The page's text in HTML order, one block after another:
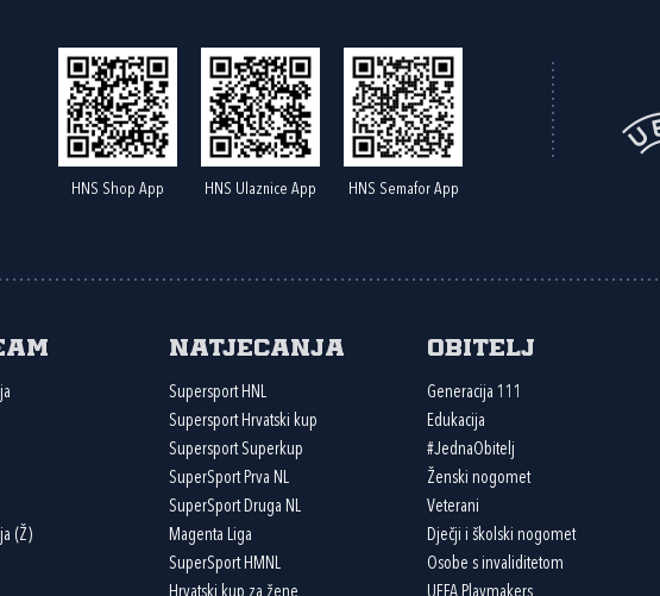
HNS Shop App HNS Ulaznice App HNS Semafor App
(Ž)
Natjecanja
Supersport HNL
Supersport Hrvatski kup
Supersport Superkup
SuperSport Prva NL
SuperSport Druga NL
Magenta Liga
SuperSport HMNL
Obitelj
Generacija 111
Edukacija
#JednaObitelj
Ženski nogomet
Veterani
Dječji i školski nogomet
Osobe s invaliditetom